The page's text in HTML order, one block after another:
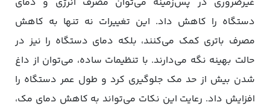
دستگاه را کاهش داد. این تغییرات نه تنها به کاهش
مصرف باتری کمک می‌کنند، بلکه دمای دستگاه را نیز در
حالت بهینه نگه می‌دارند. با تنظیمات ساده، می‌توان از داغ
شدن بیش از حد مک جلوگیری کرد و طول عمر دستگاه را
افزایش داد. رعایت این نکات می‌تواند به کاهش دمای مک،